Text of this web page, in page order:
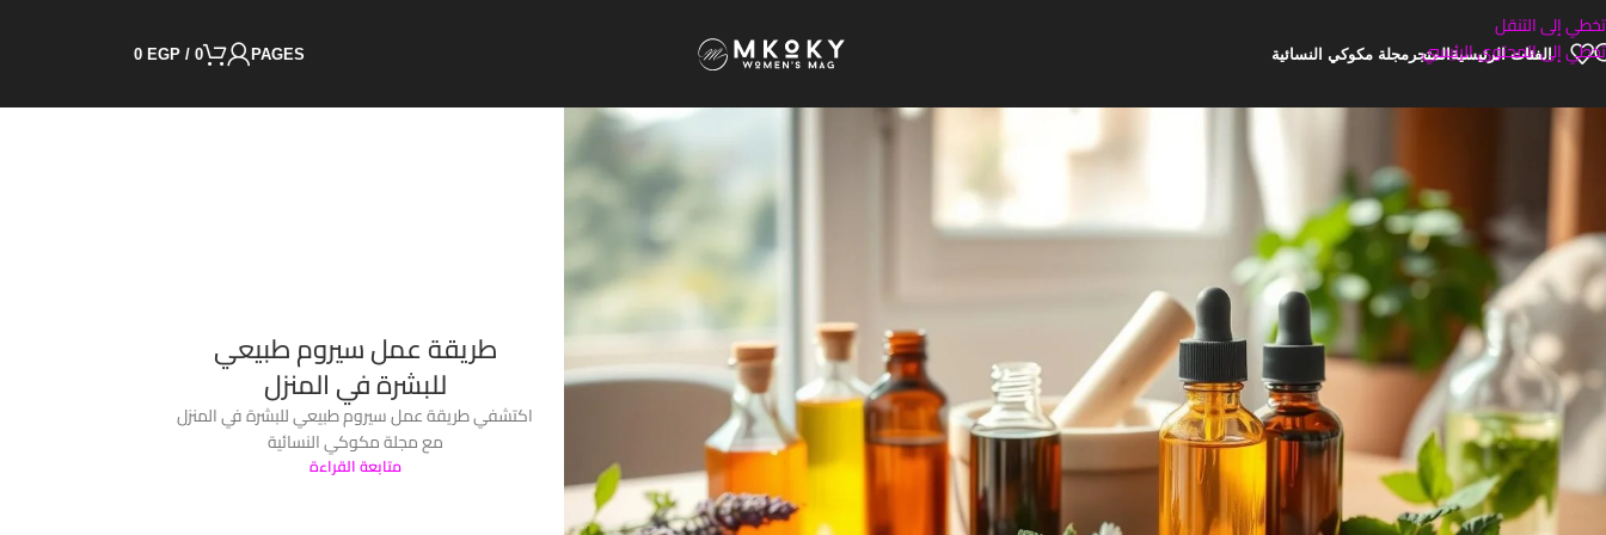
تخطي إلى التنقل
تخطي إلى المحتوى الرئيسي
الفئات الرئيسيةالمتجر مجلة مكوكي النسائية PAGES
0
/
0 EGP
طريقة عمل سيروم طبيعي
للبشرة في المنزل
اكتشفي طريقة عمل سيروم طبيعي للبشرة في المنزل
مع مجلة مكوكي النسائية
متابعة القراءة